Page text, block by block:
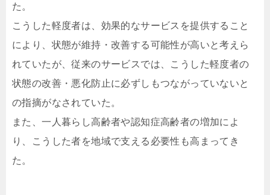
た。
こうした軽度者は、効果的なサービスを提供すること
により、状態が維持・改善する可能性が高いと考えら
れていたが、従来のサービスでは、こうした軽度者の
状態の改善・悪化防止に必ずしもつながっていないと
の指摘がなされていた。
また、一人暮らし高齢者や認知症高齢者の増加によ
り、こうした者を地域で支える必要性も高まってき
た。